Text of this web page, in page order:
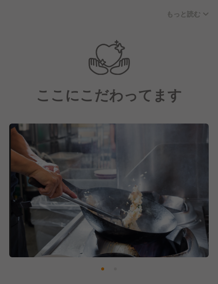
・20代店長、30代部長も多く活躍しています。もっと読む
ここにこだわってます